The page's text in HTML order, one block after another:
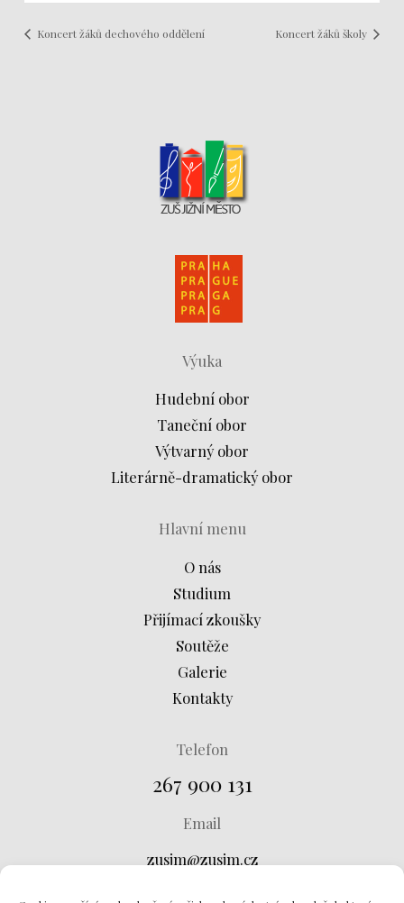
Koncert žáků dechového oddělení Koncert žáků školy
Výuka
Hudební obor
Taneční obor
Výtvarný obor
Literárně-dramatický obor
Hlavní menu
O nás
Studium
Přijímací zkoušky
Soutěže
Galerie
Kontakty
Telefon
267 900 131
Email
zusjm@zusjm.cz
Adresa